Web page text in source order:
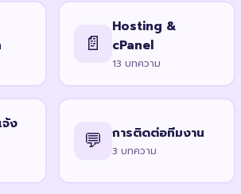
📄
Hosting &
cPanel
13 บทความ
จ้ง
💬 การติดต่อทีมงาน
3 บทความ